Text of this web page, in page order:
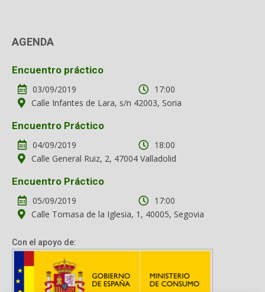
AGENDA
Encuentro práctico
03/09/2019
17:00
Calle Infantes de Lara, s/n 42003, Soria
Encuentro Práctico
04/09/2019
18:00
Calle General Ruiz, 2, 47004 Valladolid
Encuentro Práctico
05/09/2019
17:00
Calle Tomasa de la Iglesia, 1, 40005, Segovia
Con el apoyo de: